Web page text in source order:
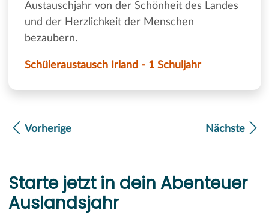
Austauschjahr von der Schönheit des Landes
und der Herzlichkeit der Menschen
bezaubern.
Schüleraustausch Irland - 1 Schuljahr
Vorherige Nächste
Starte jetzt in dein Abenteuer
Auslandsjahr